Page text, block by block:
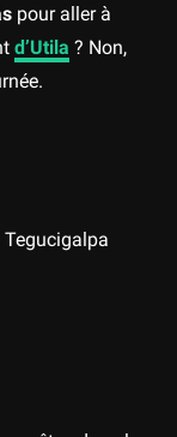
pour aller à
d’Utila ? Non,